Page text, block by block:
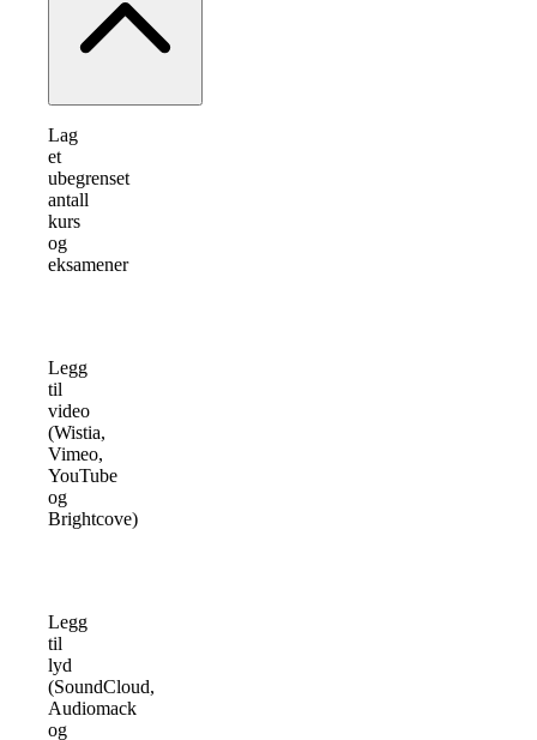
Lag
et
ubegrenset
antall
kurs
og
eksamener
Legg
til
video
(Wistia,
Vimeo,
YouTube
og
Brightcove)
Legg
til
lyd
(SoundCloud,
Audiomack
og